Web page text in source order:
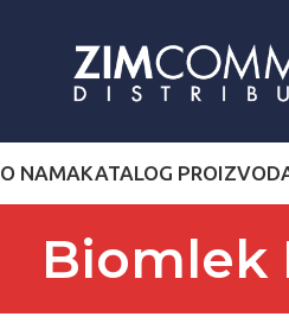
O NAMAKATALOG
Biomlek